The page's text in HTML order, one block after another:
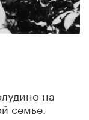
на
семье.